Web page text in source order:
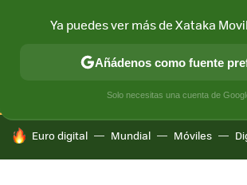
CONECTIVIDAD MÓVIL Y SOCIEDAD
HOY SE HABLA DE
Euro digital Mundial Móviles
Ya puedes ver más de Xataka
Añádenos como fuente
Solo necesitas una cuenta de